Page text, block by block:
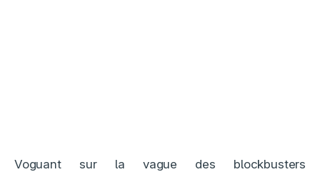
Voguant sur la vague des blockbusters